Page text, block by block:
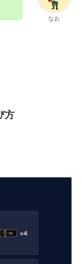
なお
方